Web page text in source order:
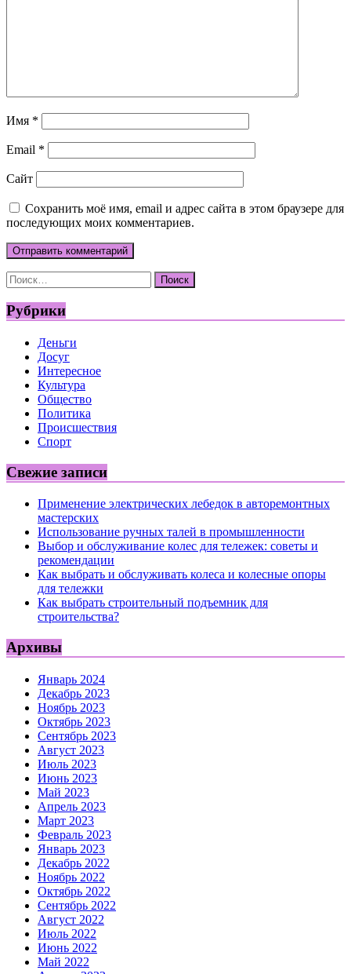
Имя *
Email *
Сайт
Сохранить моё имя, email и адрес сайта в этом браузере для
последующих моих комментариев.
Найти:
Рубрики
Деньги
Досуг
Интересное
Культура
Общество
Политика
Происшествия
Спорт
Свежие записи
Применение электрических лебедок в авторемонтных
мастерских
Использование ручных талей в промышленности
Выбор и обслуживание колес для тележек: советы и
рекомендации
Как выбрать и обслуживать колеса и колесные опоры
для тележки
Как выбрать строительный подъемник для
строительства?
Архивы
Январь 2024
Декабрь 2023
Ноябрь 2023
Октябрь 2023
Сентябрь 2023
Август 2023
Июль 2023
Июнь 2023
Май 2023
Апрель 2023
Март 2023
Февраль 2023
Январь 2023
Декабрь 2022
Ноябрь 2022
Октябрь 2022
Сентябрь 2022
Август 2022
Июль 2022
Июнь 2022
Май 2022